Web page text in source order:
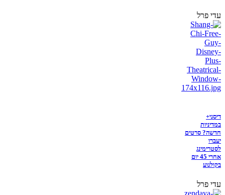
עדי פרל
דיסני+
במדיניות
חדשה? סרטים
יעברו
לסטרימינג
אחרי 45 יום
בקולנוע
עדי פרל